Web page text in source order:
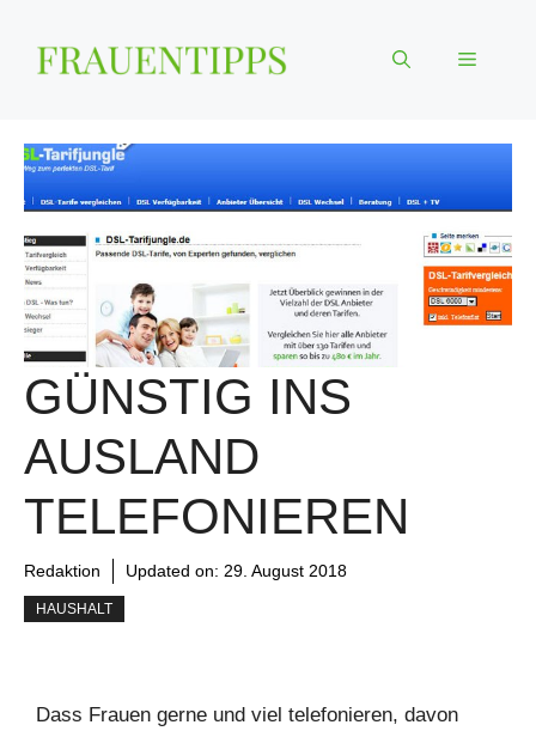
Inhalt
springen
Menü
GÜNSTIG INS
AUSLAND
TELEFONIEREN
Redaktion Updated on: 29. August 2018
HAUSHALT
Dass Frauen gerne und viel telefonieren, davon